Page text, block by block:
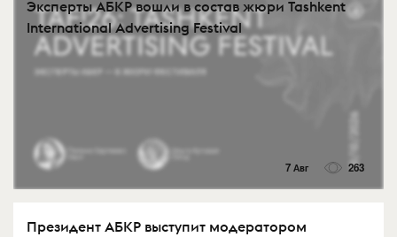
Эксперты АБКР вошли в состав жюри Tashkent
International Advertising Festival
7 Авг 263
Президент АБКР выступит модератором